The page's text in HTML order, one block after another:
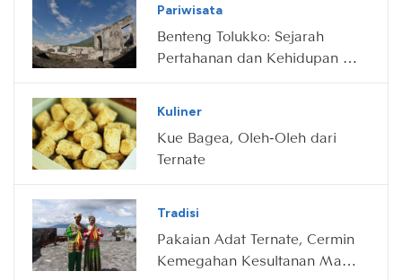
Pariwisata
Benteng Tolukko: Sejarah
Pertahanan dan Kehidupan di
Kuliner
Kue Bagea, Oleh-Oleh dari
Ternate
Tradisi
Pakaian Adat Ternate, Cermin
Kemegahan Kesultanan Masa